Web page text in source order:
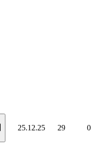
25.12.25 29 0